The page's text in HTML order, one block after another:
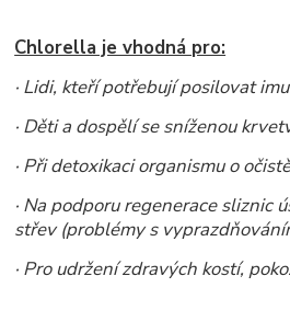
Chlorella je vhodná pro:
· Lidi, kteří potřebují posilovat
· Děti a dospělí se sníženou
· Při detoxikaci organismu o
· Na podporu regenerace sliznic
střev (problémy s
· Pro udržení zdravých kostí,